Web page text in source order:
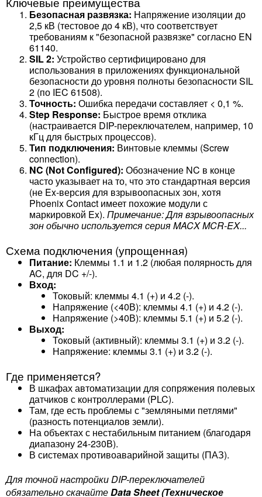
Безопасная развязка: Напряжение изоляции до
2,5 кВ (тестовое до 4 кВ), что соответствует
требованиям к "безопасной развязке" согласно EN
61140.
SIL 2: Устройство сертифицировано для
использования в приложениях функциональной
безопасности до уровня полноты безопасности SIL
2 (по IEC 61508).
Точность: Ошибка передачи составляет < 0,1 %.
Step Response: Быстрое время отклика
(настраивается DIP-переключателем, например, 10
кГц для быстрых процессов).
Тип подключения: Винтовые клеммы (Screw
connection).
NC (Not Configured): Обозначение NC в конце
часто указывает на то, что это стандартная версия
(не Ex-версия для взрывоопасных зон, хотя
Phoenix Contact имеет похожие модули с
маркировкой Ex). Примечание: Для взрывоопасных
зон обычно используется серия MACX MCR-EX...
Схема подключения (упрощенная)
Питание: Клеммы 1.1 и 1.2 (любая полярность для
AC, для DC +/-).
Вход:
Токовый: клеммы 4.1 (+) и 4.2 (-).
Напряжение (<40В): клеммы 4.1 (+) и 4.2 (-).
Напряжение (>40В): клеммы 5.1 (+) и 5.2 (-).
Выход:
Токовый (активный): клеммы 3.1 (+) и 3.2 (-).
Напряжение: клеммы 3.1 (+) и 3.2 (-).
Где применяется?
В шкафах автоматизации для сопряжения полевых
датчиков с контроллерами (PLC).
Там, где есть проблемы с "земляными петлями"
(разность потенциалов земли).
На объектах с нестабильным питанием (благодаря
диапазону 24-230В).
В системах противоаварийной защиты (ПАЗ).
Для точной настройки DIP-переключателей
обязательно скачайтеData Sheet (Техническое